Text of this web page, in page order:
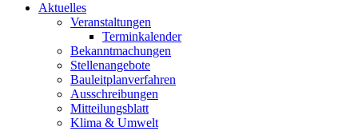
Aktuelles
Veranstaltungen
Terminkalender
Bekanntmachungen
Stellenangebote
Bauleitplanverfahren
Ausschreibungen
Mitteilungsblatt
Klima & Umwelt